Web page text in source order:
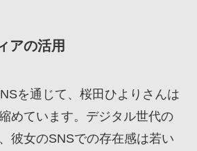
アの活用
を通じて、桜田ひよりさんは
めています。デジタル世代の
彼女のSNSでの存在感は若い